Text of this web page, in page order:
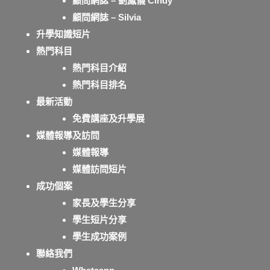
顧問網誌 – Silvia
升學知識短片
熱門科目
熱門科目介紹
熱門科目排名
最新活動
免費講座及升學展
媒體報導及訪問
媒體報導
媒體訪問短片
成功個案
家長及學生分享
學生短片分享
學生成功案例
聯絡我們